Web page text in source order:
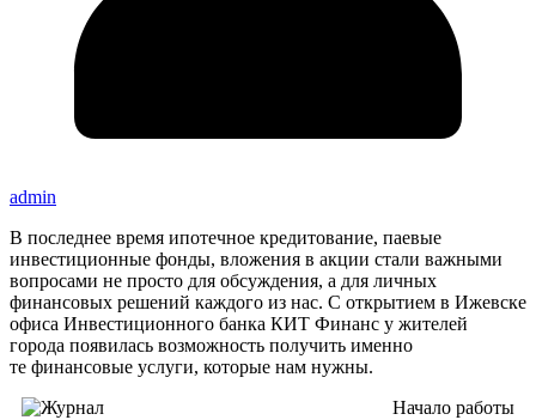
admin
В последнее время ипотечное кредитование, паевые
инвестиционные фонды, вложения в акции стали важными
вопросами не просто для обсуждения, а для личных
финансовых решений каждого из нас. С открытием в Ижевске
офиса Инвестиционного банка КИТ Финанс у жителей
города появилась возможность получить именно
те финансовые услуги, которые нам нужны.
Начало работы